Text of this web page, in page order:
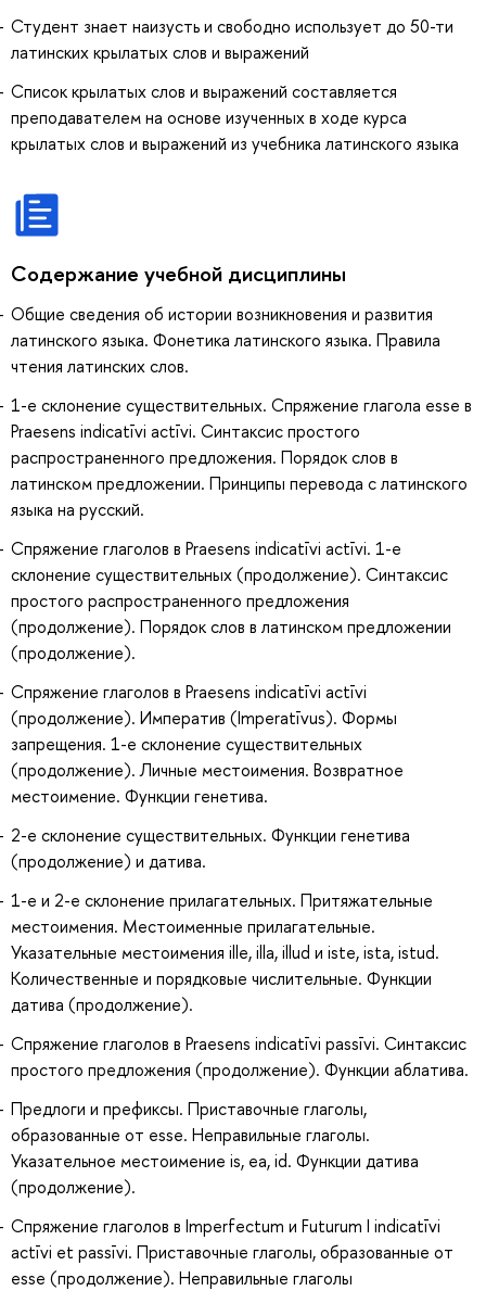
Студент знает наизусть и свободно использует до 50-ти
латинских крылатых слов и выражений
Список крылатых слов и выражений составляется
преподавателем на основе изученных в ходе курса
крылатых слов и выражений из учебника латинского языка
Содержание учебной дисциплины
Общие сведения об истории возникновения и развития
латинского языка. Фонетика латинского языка. Правила
чтения латинских слов.
1-е склонение существительных. Спряжение глагола esse в
Praesens indicatīvi aсtīvi. Синтаксис простого
распространенного предложения. Порядок слов в
латинском предложении. Принципы перевода с латинского
языка на русский.
Спряжение глаголов в Praesens indicatīvi actīvi. 1-е
склонение существительных (продолжение). Синтаксис
простого распространенного предложения
(продолжение). Порядок слов в латинском предложении
(продолжение).
Спряжение глаголов в Praesens indicatīvi actīvi
(продолжение). Императив (Imperatīvus). Формы
запрещения. 1-е склонение существительных
(продолжение). Личные местоимения. Возвратное
местоимение. Функции генетива.
2-е склонение существительных. Функции генетива
(продолжение) и датива.
1-е и 2-е склонение прилагательных. Притяжательные
местоимения. Местоименные прилагательные.
Указательные местоимения ille, illa, illud и iste, ista, istud.
Количественные и порядковые числительные. Функции
датива (продолжение).
Спряжение глаголов в Praesens indicatīvi passīvi. Синтаксис
простого предложения (продолжение). Функции аблатива.
Предлоги и префиксы. Приставочные глаголы,
образованные от esse. Неправильные глаголы.
Указательное местоимение is, ea, id. Функции датива
(продолжение).
Спряжение глаголов в Imperfectum и Futurum I indicatīvi
actīvi et passīvi. Приставочные глаголы, образованные от
esse (продолжение). Неправильные глаголы